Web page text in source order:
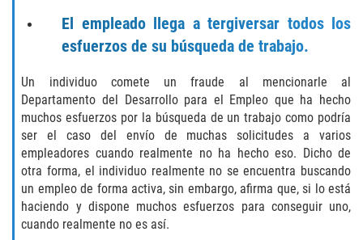
Delitos Sexuales
Actos Lascivos con un Menor
Agresión Sexual
Conducta Lasciva
Copulación Oral Forzada
Estupro
El empleado llega a tergiversar todos los
esfuerzos de su búsqueda de trabajo.
Un individuo comete un fraude al mencionarle al
Departamento del Desarrollo para el Empleo que ha hecho
muchos esfuerzos por la búsqueda de un trabajo como podría
ser el caso del envío de muchas solicitudes a varios
empleadores cuando realmente no ha hecho eso. Dicho de
otra forma, el individuo realmente no se encuentra buscando
un empleo de forma activa, sin embargo, afirma que, si lo está
haciendo y dispone muchos esfuerzos para conseguir uno,
cuando realmente no es así.